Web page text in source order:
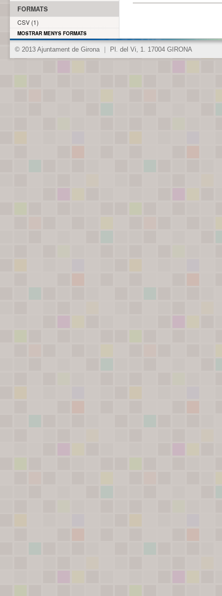
FORMATS
CSV (1)
MOSTRAR MENYS FORMATS
© 2013 Ajuntament de Girona Pl. del Vi, 1. 17004 GIRONA